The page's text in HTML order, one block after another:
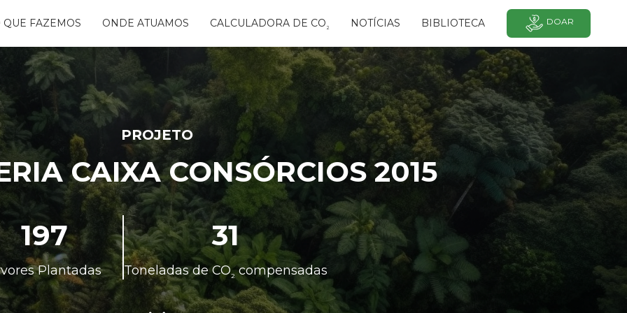
QUE FAZEMOS
ÁGUAS
FREE
DA FLORESTA
RIBEIRA -
ONDE ATUAMOS CALCULADORA DE CO² NOTÍCIAS BIBLIOTECA DOAR
PROJETO
CAIXA CONSÓRCIOS 2015
197
Plantadas
31
Toneladas de CO²compensadas